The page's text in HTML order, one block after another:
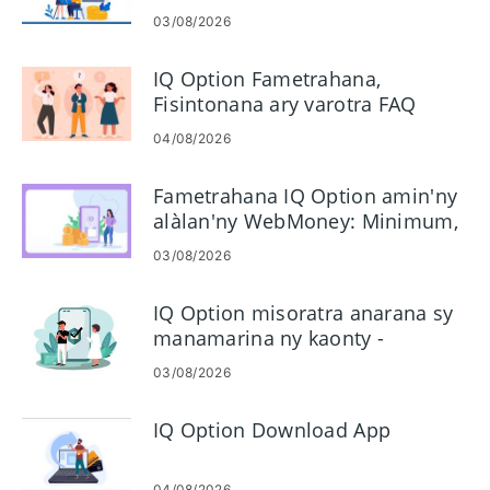
03/08/2026
IQ Option Fametrahana,
Fisintonana ary varotra FAQ
04/08/2026
Fametrahana IQ Option amin'ny
alàlan'ny WebMoney: Minimum,
dingana ary fotoana
03/08/2026
IQ Option misoratra anarana sy
manamarina ny kaonty -
Dingana, antontan-taratasy ary
fotoana
03/08/2026
IQ Option Download App